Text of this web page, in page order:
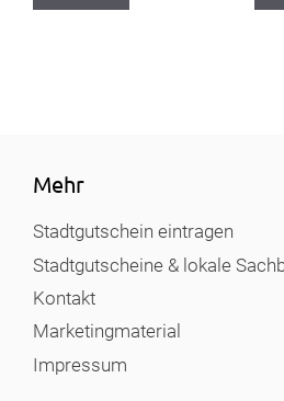
Mehr
Stadtgutschein eintragen
Stadtgutscheine & lokale
Kontakt
Marketingmaterial
Impressum